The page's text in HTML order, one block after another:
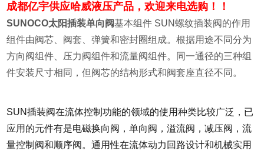
成都亿宇供应哈威液压产品，欢迎来电选购！！
SUNOCO太阳插装单向阀基本组件 SUN螺纹插装阀的作用
组件由阀芯、阀套、弹簧和密封圈组成。根据用途不同分为
方向阀组件、压力阀组件和流量阀组件。同一通径的三种组
件安装尺寸相同，但阀芯的结构形式和阀套座直径不同。
SUN插装阀在流体控制功能的领域的使用种类比较广泛，已
应用的元件有是电磁换向阀，单向阀，溢流阀，减压阀，流
量控制阀和顺序阀。通用性在流体动力回路设计和机械实用